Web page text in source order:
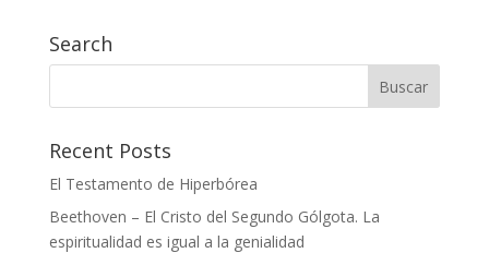
Search
Recent Posts
El Testamento de Hiperbórea
Beethoven – El Cristo del Segundo Gólgota. La
espiritualidad es igual a la genialidad